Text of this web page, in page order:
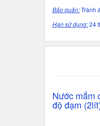
Bảo quản:Tránh
Hạn sử dụng:24
Nước mắm
độ đạm